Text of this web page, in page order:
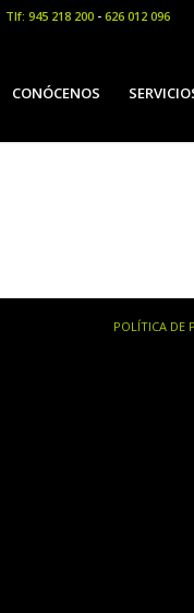
Tlf: 945 218 200 - 626 012 096
CONÓCENOS
POLÍTICA DE